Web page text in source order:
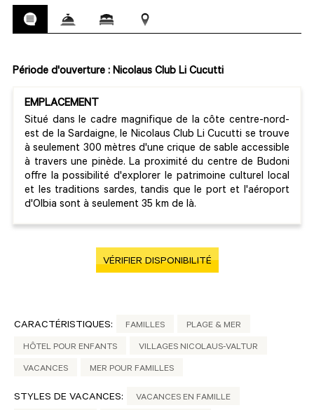
Période d'ouverture : Nicolaus Club Li Cucutti
EMPLACEMENT
Situé dans le cadre magnifique de la côte centre-nord-
est de la Sardaigne, le Nicolaus Club Li Cucutti se trouve
à seulement 300 mètres d'une crique de sable accessible
à travers une pinède. La proximité du centre de Budoni
offre la possibilité d'explorer le patrimoine culturel local
et les traditions sardes, tandis que le port et l'aéroport
d'Olbia sont à seulement 35 km de là.
VÉRIFIER DISPONIBILITÉ
CARACTÉRISTIQUES: FAMILLES PLAGE & MER
HÔTEL POUR ENFANTS VILLAGES NICOLAUS-VALTUR
VACANCES MER POUR FAMILLES
STYLES DE VACANCES: VACANCES EN FAMILLE